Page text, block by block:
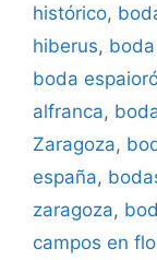
histórico,
hiberus,
boda
alfranca,
Zaragoza,
españa,
zaragoza,
campos en